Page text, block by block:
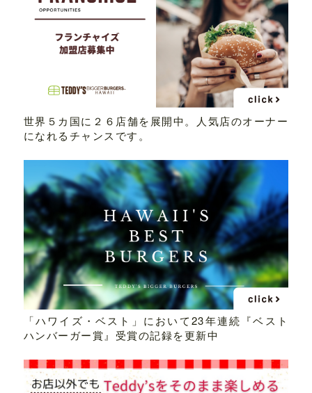
世界５カ国に２６店舗を展開中。人気店のオーナー
になれるチャンスです。
「ハワイズ・ベスト」において23年連続『ベスト
ハンバーガー賞』受賞の記録を更新中